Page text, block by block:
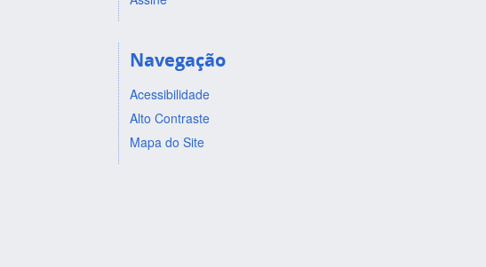
Navegação
Acessibilidade
Alto Contraste
Mapa do Site